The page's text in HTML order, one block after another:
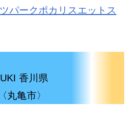
パークポカリスエットス
香川県
丸亀市〉